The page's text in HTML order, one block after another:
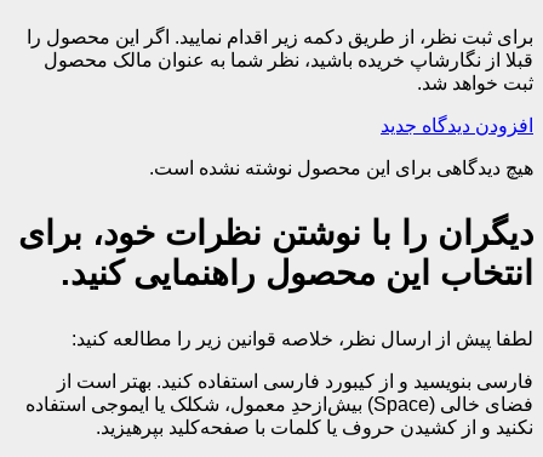
برای ثبت نظر، از طریق دکمه زیر اقدام نمایید. اگر این محصول را
قبلا از نگارشاپ خریده باشید، نظر شما به عنوان مالک محصول
ثبت خواهد شد.
افزودن دیدگاه جدید
هیچ دیدگاهی برای این محصول نوشته نشده است.
دیگران را با نوشتن نظرات خود، برای
انتخاب این محصول راهنمایی کنید.
لطفا پیش از ارسال نظر، خلاصه قوانین زیر را مطالعه کنید:
فارسی بنویسید و از کیبورد فارسی استفاده کنید. بهتر است از
فضای خالی (Space) بیش‌از‌حدِ معمول، شکلک یا ایموجی استفاده
نکنید و از کشیدن حروف یا کلمات با صفحه‌کلید بپرهیزید.